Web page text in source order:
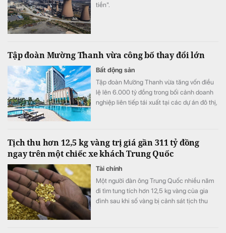
tiền".
Tập đoàn Mường Thanh vừa công bố thay đổi lớn
Bất động sản
Tập đoàn Mường Thanh vừa tăng vốn điều
lệ lên 6.000 tỷ đồng trong bối cảnh doanh
nghiệp liên tiếp tái xuất tại các dự án đô thị,
Tịch thu hơn 12,5 kg vàng trị giá gần 311 tỷ đồng
ngay trên một chiếc xe khách Trung Quốc
Tài chính
Một người đàn ông Trung Quốc nhiều năm
đi tìm tung tích hơn 12,5 kg vàng của gia
đình sau khi số vàng bị cảnh sát tịch thu